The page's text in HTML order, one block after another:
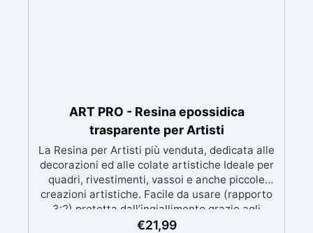
ART PRO - Resina epossidica
trasparente per Artisti
La Resina per Artisti più venduta, dedicata alle
decorazioni ed alle colate artistiche Ideale per
quadri, rivestimenti, vassoi e anche piccole
creazioni artistiche. Facile da usare (rapporto
3:2) protetta dall’ingiallimento grazie agli
speciali filtri UV Formula densa : non cola via,
€21,99